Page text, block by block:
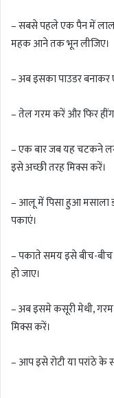
– सबसे पहले एक पैन में लाल
महक आने तक भून लीजिए।
– अब इसका पाउडर
– तेल गरम करें और फिर हींग
– एक बार जब यह चटकने
इसे अच्छी तरह मिक्स करें।
– आलू में पिसा हुआ मसाला
पकाएं।
– पकाते समय इसे बीच-
हो जाए।
– अब इसमे कसूरी मेथी,
मिक्स करें।
– आप इसे रोटी या परांठे के